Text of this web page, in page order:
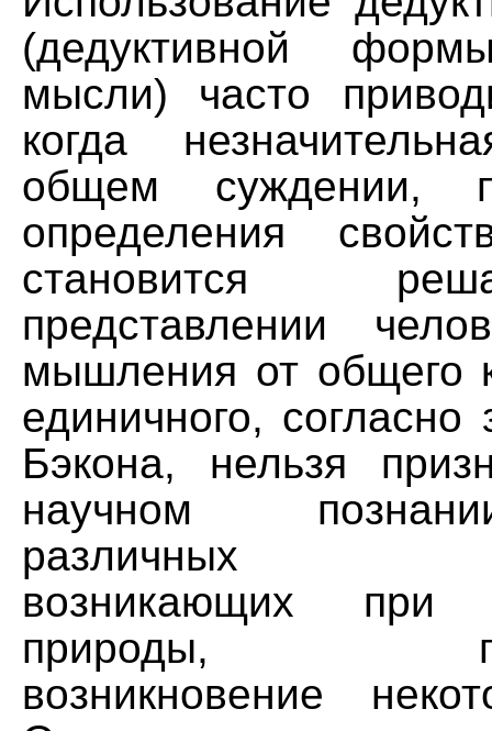
(дедуктивной
мысли) часто
когда
общем суждении,
определения
становится
представлении
мышления от общего
единичного,
Бэкона, нельзя
научном
различных
возникающих при
природы,
возникновение